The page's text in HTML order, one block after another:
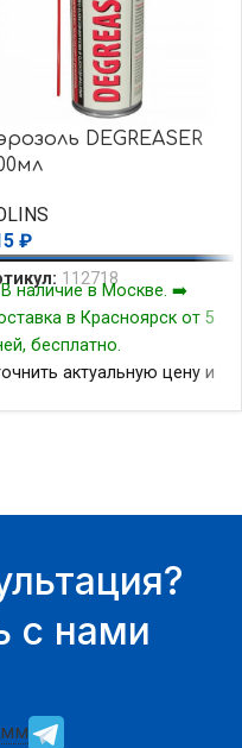
DEGREASER
₽
112718
В наличие в Москве. ➡️
в Красноярск от 5
бесплатно.
актуальную цену и
с нами